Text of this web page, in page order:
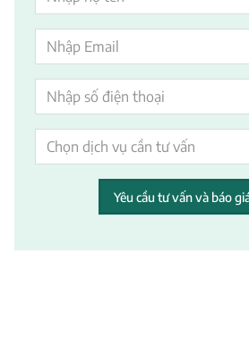
Chọn dịch vụ cần tư vấn
Yêu cầu tư vấn và báo